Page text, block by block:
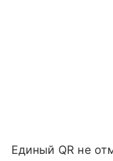
Единый QR не